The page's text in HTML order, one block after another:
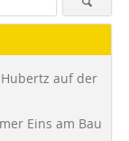
auf der
Eins am Bau